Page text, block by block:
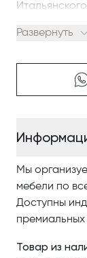
Фабрика
никогда не
Достаточно
Коллекция
стекла и
потребности.
Развернуть
Мы
мебели по
Доступны
премиальных
Товар из